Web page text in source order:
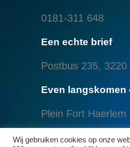
0181-311 648
Een echte brief
Postbus 235,
Even langskomen
Plein Fort
Even langskomen
Wij gebruiken cookies op onze